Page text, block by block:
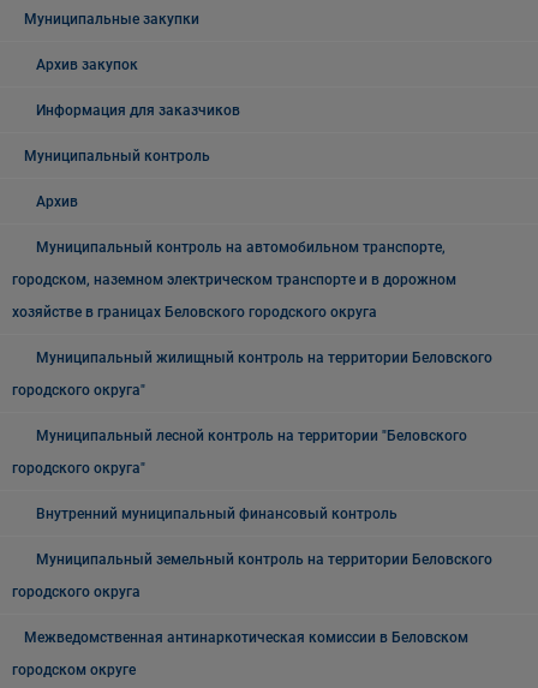
Муниципальные закупки
Архив закупок
Информация для заказчиков
Муниципальный контроль
Архив
Муниципальный контроль на автомобильном транспорте,
городском, наземном электрическом транспорте и в дорожном
хозяйстве в границах Беловского городского округа
Муниципальный жилищный контроль на территории Беловского
городского округа"
Муниципальный лесной контроль на территории "Беловского
городского округа"
Внутренний муниципальный финансовый контроль
Муниципальный земельный контроль на территории Беловского
городского округа
Межведомственная антинаркотическая комиссии в Беловском
городском округе